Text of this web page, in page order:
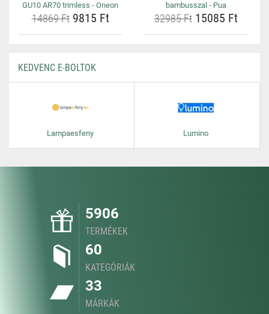
GU10 AR70 trimless - Oneon
14869 Ft9815 Ft
bambusszal - Pua
32985 Ft15085 Ft
KEDVENC E-BOLTOK
Lampaesfeny Lumino
5906
TERMÉKEK
60
KATEGÓRIÁK
33
MÁRKÁK